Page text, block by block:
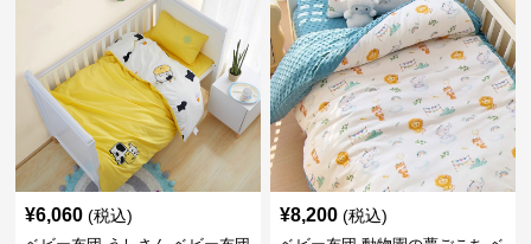
¥6,060 (税込) ¥8,200 (税込)